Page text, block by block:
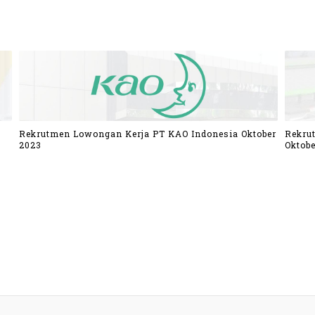
Rekrutmen Lowongan Kerja PT KAO Indonesia Oktober
2023